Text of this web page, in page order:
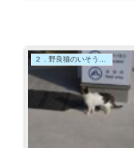
２．野良猫のいそうな場所はここ